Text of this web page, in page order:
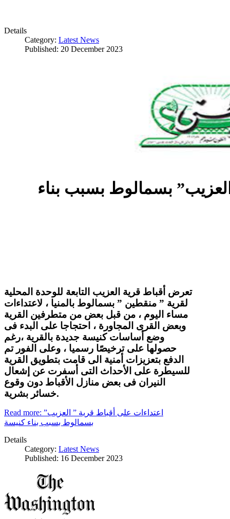
Details
Category: Latest News
Published: 20 December 2023
بسمالوط بسبب بناء
تعرض أقباط قرية العزيب التابعة للوحدة المحلية
لقرية ” منقطين ” بسمالوط بالمنيا ، لاعتداءات
مساء اليوم ، من قبل بعض من متطرفين القرية
وبعض القرى المجاورة ، احتجاجا على البدء فى
وضع أساسات كنيسة جديدة بالقرية ،رغم
حصولها على ترخيصًا رسميا ، وعلى الفور تم
الدفع بتعزيزات أمنية الى قامت بتطويق القرية
للسيطرة على الأحداث التى أسفرت عن إشعال
النيران فى بعض منازل الأقباط دون وقوع
خسائر بشرية.
Read more: اعتداءات على أقباط قرية ” العزيب”
بسمالوط بسبب بناء كنيسة
Details
Category: Latest News
Published: 16 December 2023